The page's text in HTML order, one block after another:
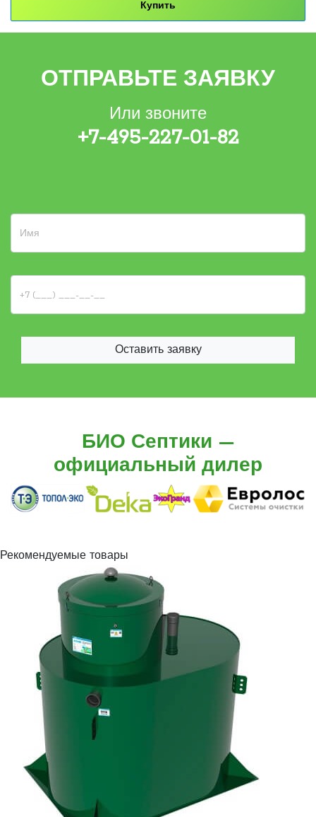
Купить
ОТПРАВЬТЕ ЗАЯВКУ
Или звоните
+7-495-227-01-82
Оставить заявку
БИО Септики —
официальный дилер
Рекомендуемые товары